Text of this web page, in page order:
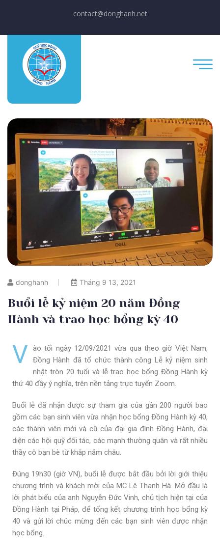
contact@donghanh.net
donghanh Tháng 9 13, 2021
Buổi lễ kỷ niệm 20 năm Đồng
Hành và trao học bổng kỳ 40
V
ào tối ngày 12/09/2021 vừa qua theo giờ Việt Nam,
Đồng Hành đã tổ chức thành công Lễ kỷ niệm sinh
nhật tròn 20 tuổi và lễ trao học bổng Đồng Hành kỳ
thứ 40 đầy ý nghĩa, trên nền tảng trực tuyến Zoom.
Buổi lễ đã nhận được sự tham gia của gần 200 người bao
gồm các bạn sinh viên vừa nhận học bổng Đồng Hành kỳ 40,
các thành viên mới và cũ của đại gia đình Đồng Hành, đại
diện các hội quỹ đối tác, các mạnh thường quân và rất nhiều
thầy cô bạn bè từ khắp năm châu.
Đúng 19h30 (giờ VN), buổi lễ được bắt đầu bởi lời giới thiệu
chương trình và khách mời của MC Lê Thanh Hà. Mở đầu là
lời phát biểu của anh Nguyễn Đức Vinh, chủ tịch hiện tại của
Đồng Hành tại Pháp, để tổng kết chương trình học bổng kỳ
40 và gửi lời chúc mừng đến các bạn sinh viên được nhận
học bổng.